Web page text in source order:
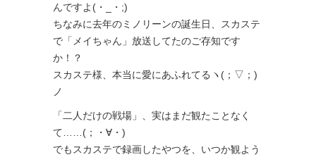
んですよ(・_・;)
ちなみに去年のミノリーンの誕生日、スカステ
で「メイちゃん」放送してたのご存知です
か！？
スカステ様、本当に愛にあふれてるヽ(；▽；)
ノ
「二人だけの戦場」、実はまだ観たことなく
て……(；・∀・)
でもスカステで録画したやつを、いつか観よう